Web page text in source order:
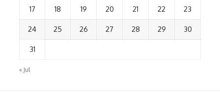
17 18 19 20 21 22 23
24 25 26 27 28 29 30
31
« Jul